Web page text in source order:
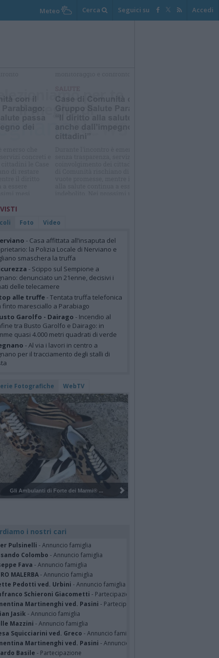
Meteo Cerca Seguici su Accedi
Foto Video
- Casa affittata all’insaputa del
la Polizia Locale di Nerviano e
smaschera la truffa
- Scippo sul Sempione a
denunciato un 21enne, decisivi i
delle telecamere
alle truffe- Tentata truffa telefonica
finto maresciallo a Parabiago
Garolfo - Dairago - Incendio al
tra Busto Garolfo e Dairago: in
quasi 4.000 metri quadrati di verde
- Al via i lavori in centro a
per il tracciamento degli stalli di
Fotografiche WebTV
Pulizia del bosco del Rugareto a ...
i nostri cari
Pulsinelli - Annuncio famiglia
Colombo - Annuncio famiglia
Fava - Annuncio famiglia
MALERBA- Annuncio famiglia
Pedotti ved. Urbini - Annuncio famiglia
Schieroni Giacometti - Partecipazione
Martinenghi ved. Pasini - Partecipazione
Jasik - Annuncio famiglia
Mazzini - Annuncio famiglia
Squicciarini ved. Greco - Annuncio famiglia
Martinenghi ved. Pasini - Annuncio famiglia
Basile - Partecipazione